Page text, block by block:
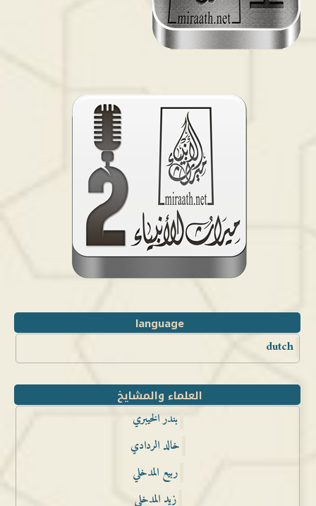
language
dutch
العلماء والمشايخ
بندر الخيبري
خالد الردادي
ربيع المدخلي
زيد المدخلي